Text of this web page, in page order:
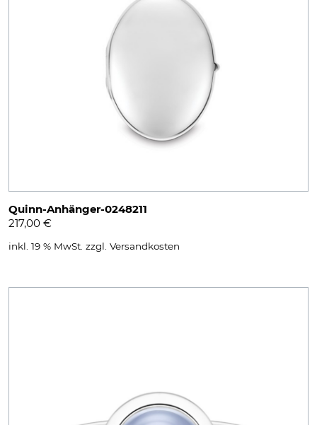
Quinn-Anhänger-0248211
217,00 €
inkl. 19 % MwSt. zzgl. Versandkosten